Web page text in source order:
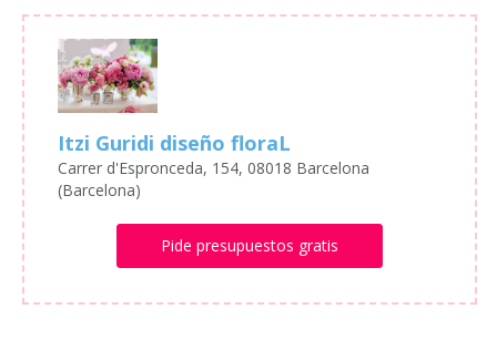
Itzi Guridi diseño floraL
Carrer d'Espronceda, 154, 08018 Barcelona
(Barcelona)
Pide presupuestos gratis